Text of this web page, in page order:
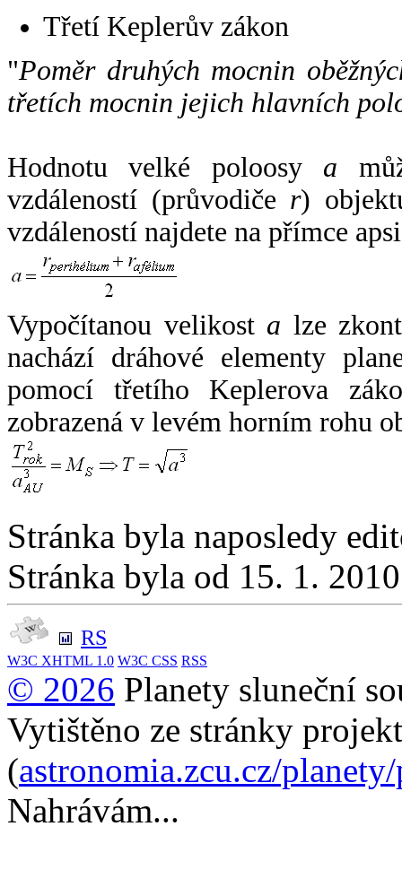
Třetí Keplerův zákon
"Poměr druhých mocnin
třetích mocnin jejich hlavních
Hodnotu velké poloosy a
vzdáleností (průvodiče r)
vzdáleností najdete na přímce
Vypočítanou velikost a lze
nachází dráhové elementy
pomocí třetího Keplerova
zobrazená v levém horním rohu
Stránka byla naposledy
Stránka byla od 15. 1.
RS
W3C XHTML 1.0 W3C CSS RSS
© 2026 Planety sluneční
Vytištěno ze stránky
(astronomia.zcu.cz/
Nahrávám...